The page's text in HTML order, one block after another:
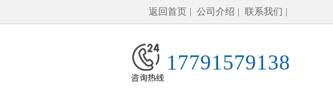
返回首页 公司介绍 联系我们
17791579138